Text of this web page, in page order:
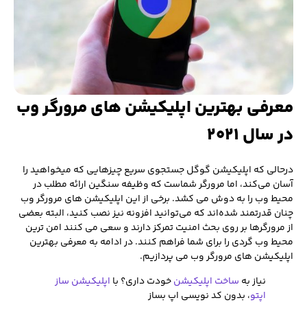
معرفی بهترین اپلیکیشن های مرورگر وب
در سال ۲۰۲۱
درحالی که اپلیکیشن گوگل جستجوی سریع چیزهایی که میخواهید را
آسان می‌کند، اما مرورگر شماست که وظیفه سنگین ارائه مطلب در
محیط وب را به دوش می کشد. برخی از این اپلیکیشن های مرورگر وب
چنان قدرتمند شده‌اند که می‌توانید افزونه نیز نصب کنید، البته بعضی
از مرورگرها بر روی بحث امنیت تمرکز دارند و سعی می کنند امن ترین
محیط وب گردی را برای شما فراهم کنند. در ادامه به معرفی بهترین
اپلیکیشن های مرورگر وب می پردازیم.
نیاز به ساخت اپلیکیشنخودت داری؟ با اپلیکیشن ساز
اپتو، بدون کد نویسی اپ بساز